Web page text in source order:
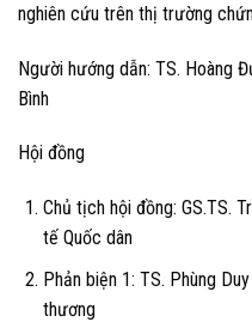
nghiên cứu trên thị trường
Người hướng dẫn: TS. Hoàng
Bình
Hội đồng
Chủ tịch hội đồng: GS.TS.
tế Quốc dân
Phản biện 1: TS. Phùng
thương